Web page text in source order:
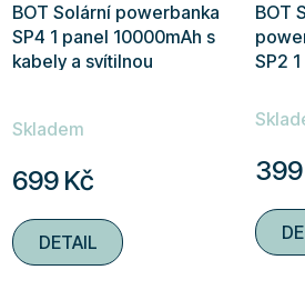
BOT Solární powerbanka
SP4 1 panel 10000mAh s
kabely a svítilnou
Skladem
699 Kč
DETAIL
BOT
SP2
je
4,3
z